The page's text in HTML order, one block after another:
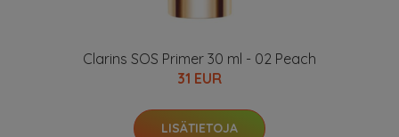
Clarins SOS Primer 30 ml - 02 Peach
31 EUR
LISÄTIETOJA